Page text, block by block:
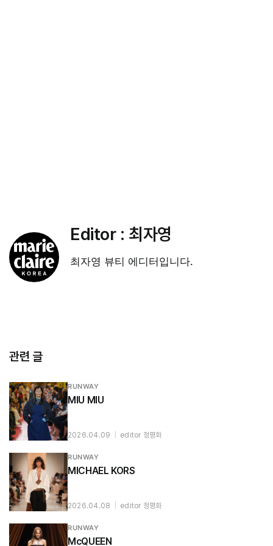
Editor : 최자영
최자영 뷰티 에디터입니다.
관련 글
RUNWAY
MIU MIU
2026.04.09 editor 정평화
RUNWAY
MICHAEL KORS
2026.04.08 editor 정평화
RUNWAY
McQUEEN